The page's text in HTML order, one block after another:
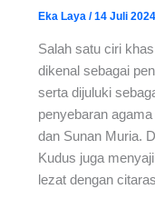
Eka Laya /14 Juli 2024
Salah satu ciri
dikenal sebagai
serta dijuluki
penyebaran
dan Sunan Muria.
Kudus juga
lezat dengan